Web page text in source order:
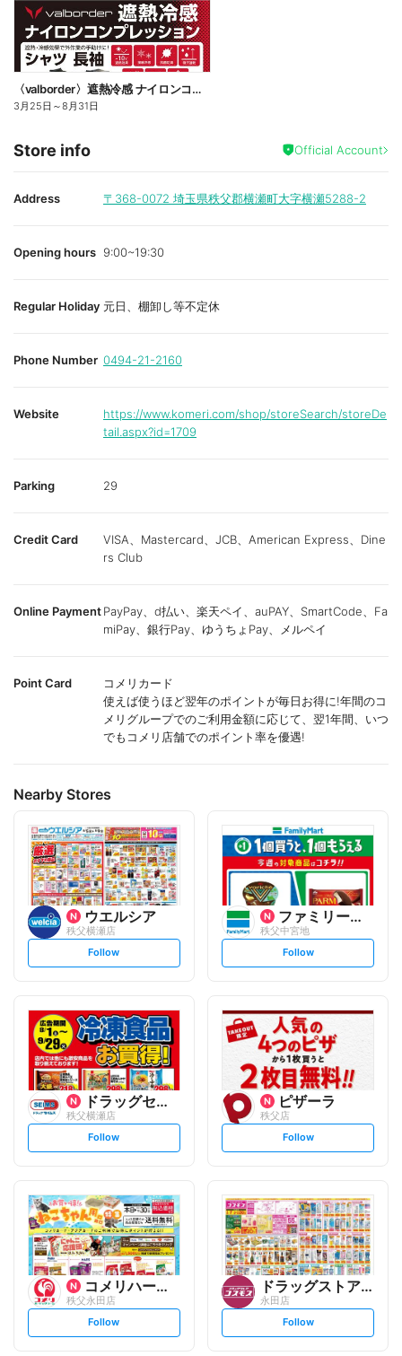
〈valborder〉遮熱冷感 ナイロンコンプレッション
3月25日 ～8月31日
Store info Official Account
Address 〒368-0072 埼玉県秩父郡横瀬町大字横瀬5288-2
Opening hours 9:00~19:30
Regular Holiday 元日、棚卸し等不定休
Phone Number 0494-21-2160
Website
https://www.komeri.com/shop/storeSearch/storeDe
tail.aspx?id=1709
Parking 29
Credit Card
VISA、Mastercard、JCB、American Express、Dine
rs Club
Online PaymentPayPay、d払い、楽天ペイ、auPAY、SmartCode、Fa
miPay、銀行Pay、ゆうちょPay、メルペイ
Point Card
コメリカード
使えば使うほど翌年のポイントが毎日お得に!年間のコ
メリグループでのご利用金額に応じて、翌1年間、いつ
でもコメリ店舗でのポイント率を優遇!
Nearby Stores
ウエルシア
秩父横瀬店
s
t
l
o
w
Follow
ファミリーマート
秩父中宮地
s
t
l
o
w
Follow
ドラッグセイムス
秩父横瀬店
s
t
l
o
w
Follow
ピザーラ
秩父店
s
t
l
o
w
Follow
コメリハード&グリーン
秩父永田店
s
t
Follow
ドラッグストアコスモス
永田店
s
t
Follow